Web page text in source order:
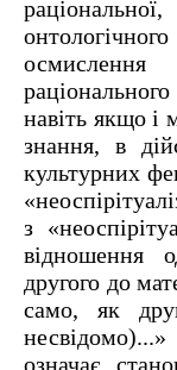
осмислення
навіть якщо і
знання, в
культурних
з
відношення
другого до
само, як
означає